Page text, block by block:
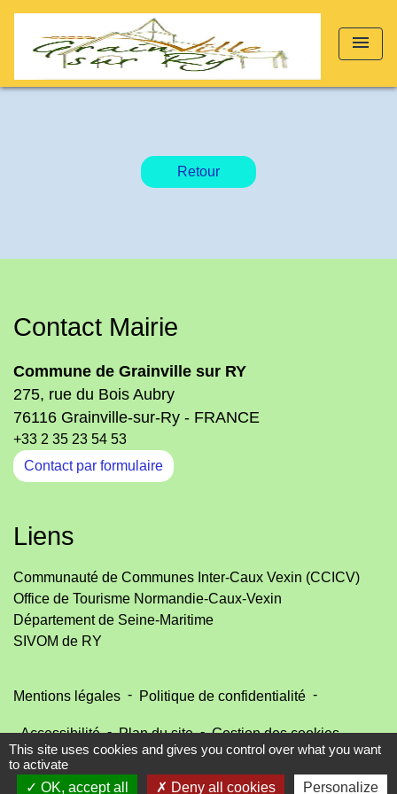
menu
Retour
Contact Mairie
Commune de Grainville sur RY
275, rue du Bois Aubry
76116 Grainville-sur-Ry - FRANCE
+33 2 35 23 54 53
Contact par formulaire
Liens
Communauté de Communes Inter-Caux Vexin (CCICV)
Office de Tourisme Normandie-Caux-Vexin
Département de Seine-Maritime
SIVOM de RY
Mentions légales - Politique de confidentialité -
Accessibilité - Plan du site - Gestion des cookies
This site uses cookies and gives you control over what you want
to activate
OK, accept all
Deny all cookies Personalize